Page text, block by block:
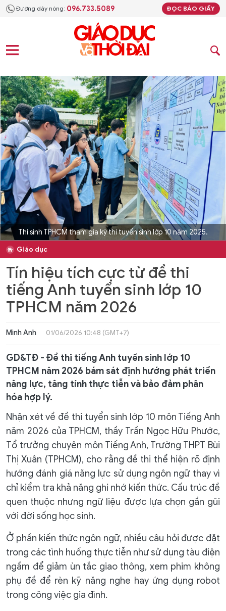
Đường dây nóng: 096.733.5089 ĐỌC BÁO GIẤY
Thí sinh TPHCM tham gia kỳ thi tuyển sinh lớp 10 năm 2025.
Giáo dục
Tín hiệu tích cực từ đề thi
tiếng Anh tuyển sinh lớp 10
TPHCM năm 2026
Minh Anh 01/06/2026 10:48 (GMT+7)
GD&TĐ - Đề thi tiếng Anh tuyển sinh lớp 10
TPHCM năm 2026 bám sát định hướng phát triển
năng lực, tăng tính thực tiễn và bảo đảm phân
hóa hợp lý.
Nhận xét về đề thi tuyển sinh lớp 10 môn Tiếng Anh
năm 2026 của TPHCM, thầy Trần Ngọc Hữu Phước,
Tổ trưởng chuyên môn Tiếng Anh, Trường THPT Bùi
Thị Xuân (TPHCM), cho rằng đề thi thể hiện rõ định
hướng đánh giá năng lực sử dụng ngôn ngữ thay vì
chỉ kiểm tra khả năng ghi nhớ kiến thức. Cấu trúc đề
quen thuộc nhưng ngữ liệu được lựa chọn gần gũi
với đời sống học sinh.
Ở phần kiến thức ngôn ngữ, nhiều câu hỏi được đặt
trong các tình huống thực tiễn như sử dụng tàu điện
ngầm để giảm ùn tắc giao thông, xem phim không
phụ đề để rèn kỹ năng nghe hay ứng dụng robot
trong công việc gia đình.